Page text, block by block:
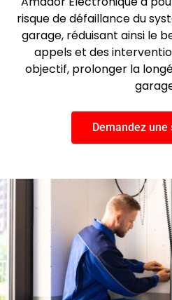
risque de défaillance du
garage, réduisant ainsi le
appels et des
objectif, prolonger la
Demandez